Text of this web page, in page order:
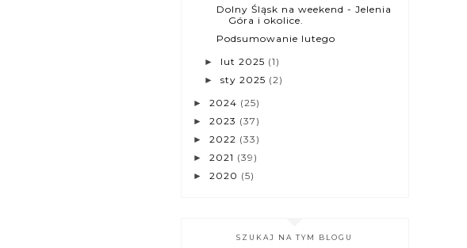
Dolny Śląsk na weekend - Jelenia
Góra i okolice.
Podsumowanie lutego
► lut 2025 (1)
►sty 2025 (2)
► 2024 (25)
► 2023 (37)
► 2022 (33)
► 2021 (39)
► 2020 (5)
SZUKAJ NA TYM BLOGU